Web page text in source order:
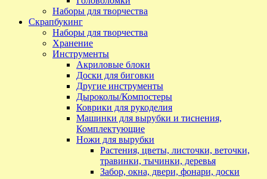
Наборы для творчества
Скрапбукинг
Наборы для творчества
Хранение
Инструменты
Акриловые блоки
Доски для биговки
Другие инструменты
Дыроколы/Компостеры
Коврики для рукоделия
Машинки для вырубки и тиснения,
Комплектующие
Ножи для вырубки
Растения, цветы, листочки, веточки,
травинки, тычинки, деревья
Забор, окна, двери, фонари, доски